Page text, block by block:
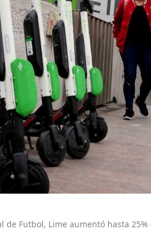
Futbol, Lime aumentó hasta 25%